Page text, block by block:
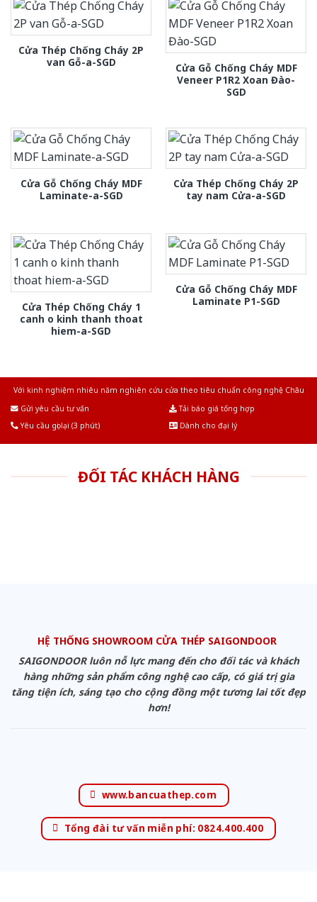
Cửa Thép Chống Cháy 2P
van Gỗ-a-SGD
Cửa Gỗ Chống Cháy MDF
Veneer P1R2 Xoan Đào-
SGD
Cửa Gỗ Chống Cháy MDF
Laminate-a-SGD
Cửa Thép Chống Cháy 2P
tay nam Cửa-a-SGD
Cửa Thép Chống Cháy 1
canh o kinh thanh thoat
hiem-a-SGD
Cửa Gỗ Chống Cháy MDF
Laminate P1-SGD
Với kinh nghiệm nhiêu năm nghiên cứu cửa theo tiêu chuẩn công nghệ Châu
Gửi yêu cầu tư vấn
Tải báo giá tổng hợp
Yêu cầu gọi lại (3 phút)
Dành cho đại lý
ĐỐI TÁC KHÁCH HÀNG
HỆ THỐNG SHOWROOM CỬA THÉP SAIGONDOOR
SAIGONDOOR luôn nỗ lực mang đến cho đối tác và khách
hàng những sản phẩm công nghệ cao cấp, có giá trị gia
tăng tiện ích, sáng tạo cho cộng đồng một tương lai tốt đẹp
hơn!
www.bancuathep.com
Tổng đài tư vấn miễn phí: 0824.400.400